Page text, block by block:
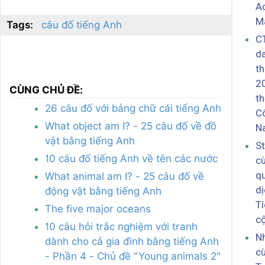
Tags: câu đố tiếng Anh
CÙNG CHỦ ĐỀ:
26 câu đố với bảng chữ cái tiếng Anh
What object am I? - 25 câu đố về đồ
vật bằng tiếng Anh
10 câu đố tiếng Anh về tên các nước
What animal am I? - 25 câu đố về
động vật bằng tiếng Anh
The five major oceans
10 câu hỏi trắc nghiệm với tranh
dành cho cả gia đình bằng tiếng Anh
- Phần 4 - Chủ đề "Young animals 2"